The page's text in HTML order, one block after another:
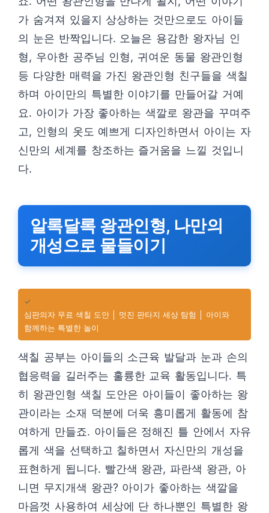
가 숨겨져 있을지 상상하는 것만으로도 아이들
의 눈은 반짝입니다. 오늘은 용감한 왕자님 인
형, 우아한 공주님 인형, 귀여운 동물 왕관인형
등 다양한 매력을 가진 왕관인형 친구들을 색칠
하며 아이만의 특별한 이야기를 만들어갈 거예
요. 아이가 가장 좋아하는 색깔로 왕관을 꾸며주
고, 인형의 옷도 예쁘게 디자인하면서 아이는 자
신만의 세계를 창조하는 즐거움을 느낄 것입니
다.
알록달록 왕관인형, 나만의
개성으로 물들이기
✓
심판의자 무료 색칠 도안 │ 멋진 판타지 세상 탐험 │ 아이와
함께하는 특별한 놀이
색칠 공부는 아이들의 소근육 발달과 눈과 손의
협응력을 길러주는 훌륭한 교육 활동입니다. 특
히 왕관인형 색칠 도안은 아이들이 좋아하는 왕
관이라는 소재 덕분에 더욱 흥미롭게 활동에 참
여하게 만들죠. 아이들은 정해진 틀 안에서 자유
롭게 색을 선택하고 칠하면서 자신만의 개성을
표현하게 됩니다. 빨간색 왕관, 파란색 왕관, 아
니면 무지개색 왕관? 아이가 좋아하는 색깔을
마음껏 사용하여 세상에 단 하나뿐인 특별한 왕